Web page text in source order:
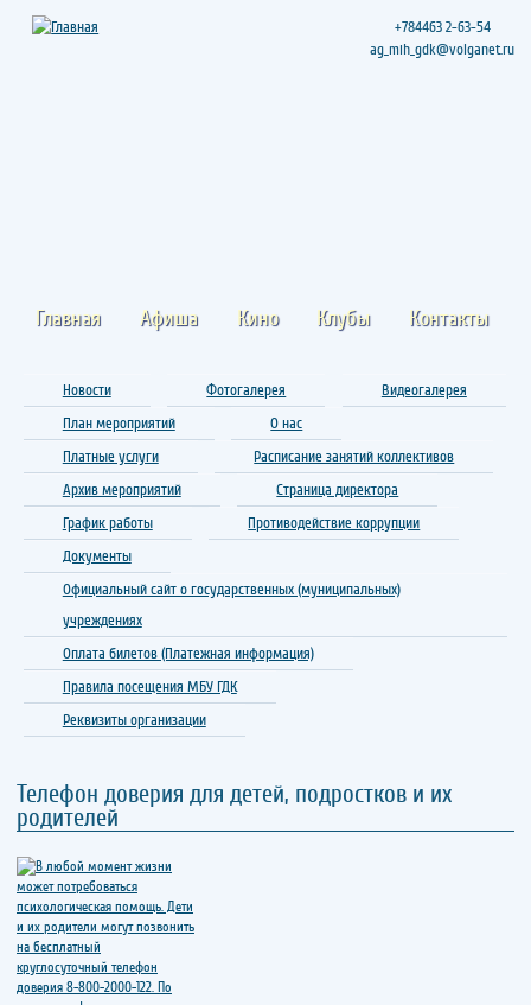
+784463 2-63-54
ag_mih_gdk@volganet.ru
Главная Афиша Кино Клубы Контакты
Новости Фотогалерея
Видеогалерея
План мероприятий
О нас
Платные услуги
Расписание занятий коллективов
Архив мероприятий
Страница директора
График работы
Противодействие коррупции
Документы
Официальный сайт о государственных (муниципальных)
учреждениях
Оплата билетов (Платежная информация)
Правила посещения МБУ ГДК
Реквизиты организации
Телефон доверия для детей, подростков и их
родителей